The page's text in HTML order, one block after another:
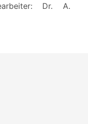
Dr. A.